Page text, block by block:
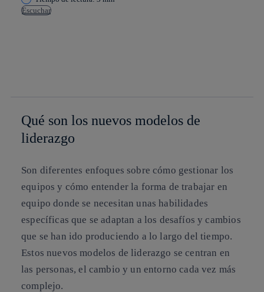
Escuchar
Qué son los nuevos modelos de
liderazgo
Son diferentes enfoques sobre cómo gestionar los
equipos y cómo entender la forma de trabajar en
equipo donde se necesitan unas habilidades
específicas que se adaptan a los desafíos y cambios
que se han ido produciendo a lo largo del tiempo.
Estos nuevos modelos de liderazgo se centran en
las personas, el cambio y un entorno cada vez más
complejo.